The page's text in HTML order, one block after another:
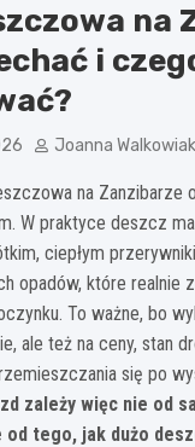
na
i
Joanna Walkowiak
na Zanzibarze
W praktyce deszcz
ciepłym
opadów, które realnie
To ważne, bo
ale też na ceny, stan
się po
zależy więc nie od
od tego, jak dużo